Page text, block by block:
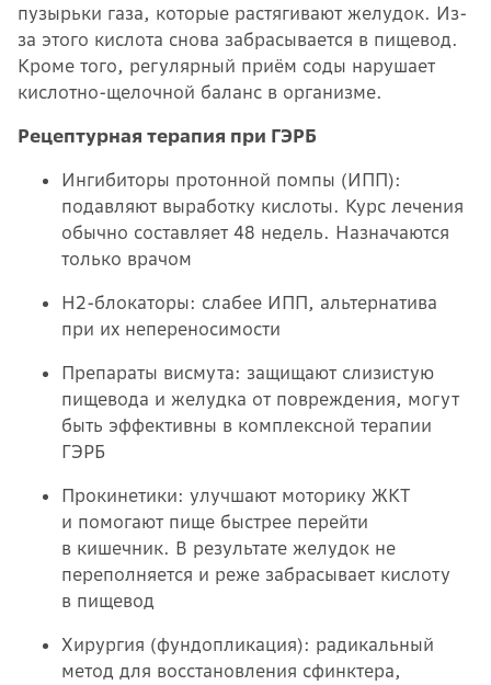
пузырьки газа, которые растягивают желудок. Из-
за этого кислота снова забрасывается в пищевод.
Кроме того, регулярный приём соды нарушает
кислотно-щелочной баланс в организме.
Рецептурная терапия при ГЭРБ
Ингибиторы протонной помпы (ИПП):
подавляют выработку кислоты. Курс лечения
обычно составляет 48 недель. Назначаются
только врачом
Н2-блокаторы: слабее ИПП, альтернатива
при их непереносимости
Препараты висмута: защищают слизистую
пищевода и желудка от повреждения, могут
быть эффективны в комплексной терапии
ГЭРБ
Прокинетики: улучшают моторику ЖКТ
и помогают пище быстрее перейти
в кишечник. В результате желудок не
переполняется и реже забрасывает кислоту
в пищевод
Хирургия (фундопликация): радикальный
метод для восстановления сфинктера,